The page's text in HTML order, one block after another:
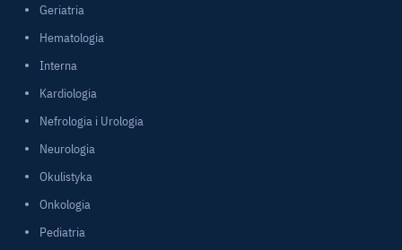
Geriatria
Hematologia
Interna
Kardiologia
Nefrologia i Urologia
Neurologia
Okulistyka
Onkologia
Pediatria